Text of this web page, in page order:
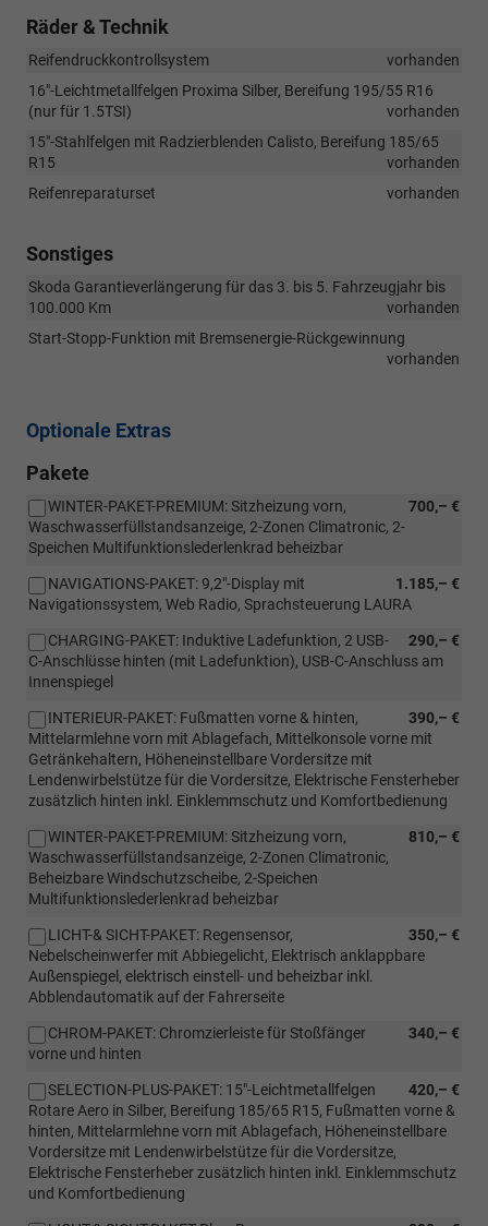
Räder & Technik
Reifendruckkontrollsystem
vorhanden
16"-Leichtmetallfelgen Proxima Silber, Bereifung 195/55 R16
(nur für 1.5TSI)
vorhanden
15"-Stahlfelgen mit Radzierblenden Calisto, Bereifung 185/65
R15
vorhanden
Reifenreparaturset
vorhanden
Sonstiges
Skoda Garantieverlängerung für das 3. bis 5. Fahrzeugjahr bis
100.000 Km
vorhanden
Start-Stopp-Funktion mit Bremsenergie-Rückgewinnung
vorhanden
Optionale Extras
Pakete
700,– €
WINTER-PAKET-PREMIUM: Sitzheizung vorn,
Waschwasserfüllstandsanzeige, 2-Zonen Climatronic, 2-
Speichen Multifunktionslederlenkrad beheizbar
1.185,– €
NAVIGATIONS-PAKET: 9,2"-Display mit
Navigationssystem, Web Radio, Sprachsteuerung LAURA
290,– €
CHARGING-PAKET: Induktive Ladefunktion, 2 USB-
C-Anschlüsse hinten (mit Ladefunktion), USB-C-Anschluss am
Innenspiegel
390,– €
INTERIEUR-PAKET: Fußmatten vorne & hinten,
Mittelarmlehne vorn mit Ablagefach, Mittelkonsole vorne mit
Getränkehaltern, Höheneinstellbare Vordersitze mit
Lendenwirbelstütze für die Vordersitze, Elektrische Fensterheber
zusätzlich hinten inkl. Einklemmschutz und Komfortbedienung
810,– €
WINTER-PAKET-PREMIUM: Sitzheizung vorn,
Waschwasserfüllstandsanzeige, 2-Zonen Climatronic,
Beheizbare Windschutzscheibe, 2-Speichen
Multifunktionslederlenkrad beheizbar
350,– €
LICHT-& SICHT-PAKET: Regensensor,
Nebelscheinwerfer mit Abbiegelicht, Elektrisch anklappbare
Außenspiegel, elektrisch einstell- und beheizbar inkl.
Abblendautomatik auf der Fahrerseite
340,– €
CHROM-PAKET: Chromzierleiste für Stoßfänger
vorne und hinten
420,– €
SELECTION-PLUS-PAKET: 15"-Leichtmetallfelgen
Rotare Aero in Silber, Bereifung 185/65 R15, Fußmatten vorne &
hinten, Mittelarmlehne vorn mit Ablagefach, Höheneinstellbare
Vordersitze mit Lendenwirbelstütze für die Vordersitze,
Elektrische Fensterheber zusätzlich hinten inkl. Einklemmschutz
und Komfortbedienung